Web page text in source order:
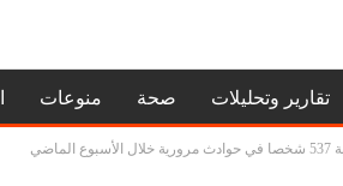
تقارير وتحليلات صحة منوعات